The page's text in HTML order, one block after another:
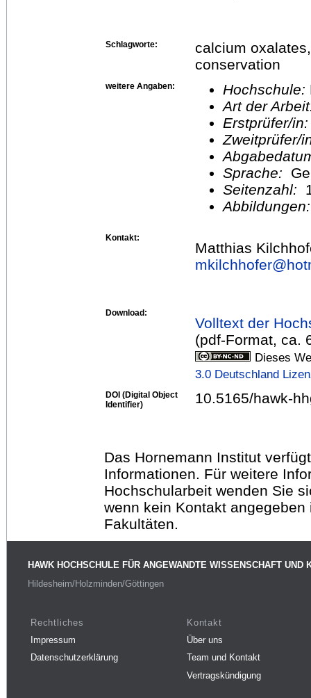
Schlagworte:
calcium
conservation
weitere Angaben: Hochschule:
Art der
Erstprüfer/
Sprache:
Seitenzahl:
Kontakt:
Matthias
mkilchhofer@
Download:
Volltext der
(pdf-Format, ca.
Dieses
3.0 Deutschland
DOI (Digital Object
Identifier)
10.5165/hawk-
Das Hornemann Institut
Informationen. Für weitere
Hochschularbeit wenden Sie
wenn kein Kontakt
Fakultäten.
HAWK HOCHSCHULE FÜR ANGEWANDTE WISSENSCHAFT UND
Hildesheim/Holzminden/Göttingen
Rechtliches
Impressum
Datenschutzerklärung
Kontakt
Über uns
Team und Kontakt
Vertragskündigung